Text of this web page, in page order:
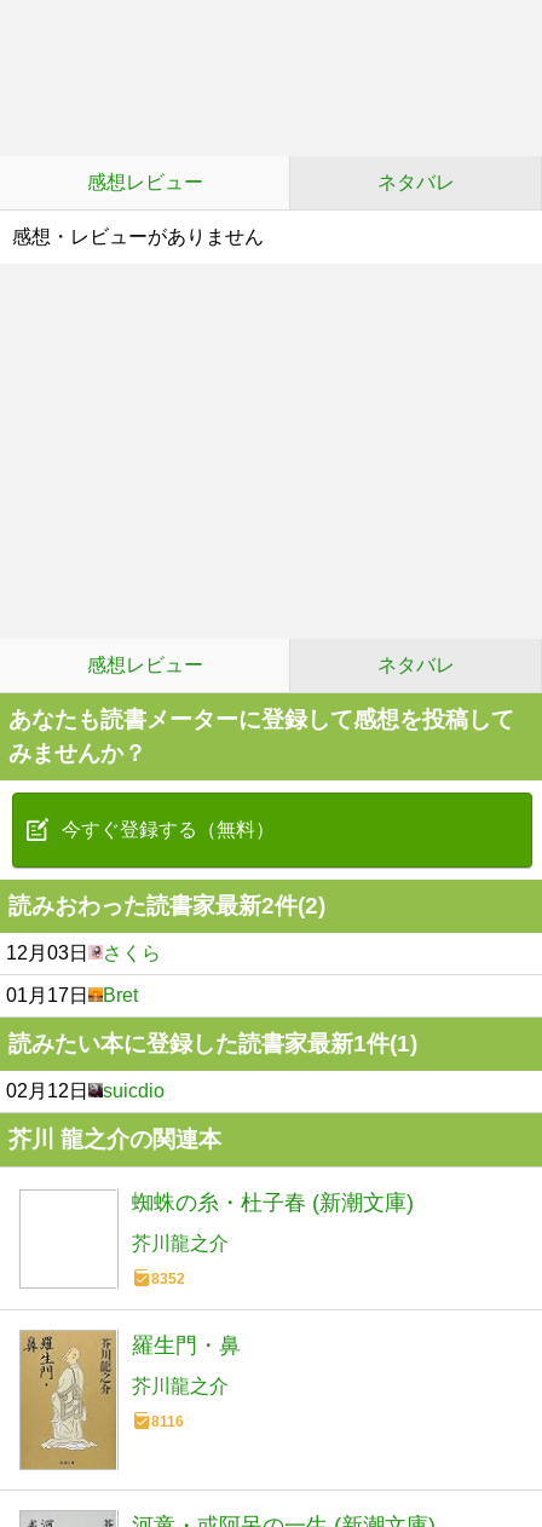
感想レビュー ネタバレ
感想・レビューがありません
感想レビュー ネタバレ
あなたも読書メーターに登録して感想を投稿して
みませんか？
今すぐ登録する（無料）
読みおわった読書家最新2件(2)
12月03日 さくら
01月17日 Bret
読みたい本に登録した読書家最新1件(1)
02月12日 suicdio
芥川 龍之介の関連本
蜘蛛の糸・杜子春 (新潮文庫)
芥川龍之介
8352
羅生門・鼻
芥川龍之介
8116